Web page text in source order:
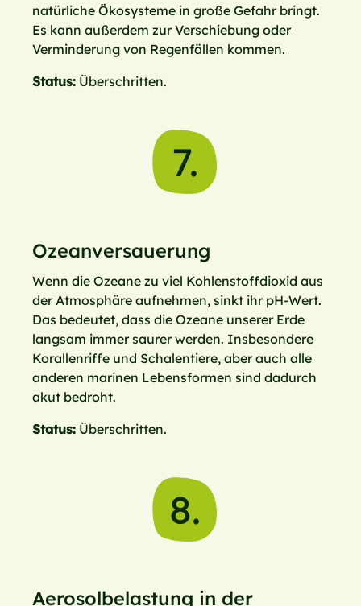
natürliche Ökosysteme in große Gefahr bringt.
Es kann außerdem zur Verschiebung oder
Verminderung von Regenfällen kommen.
Status: Überschritten.
7.
Ozeanversauerung
Wenn die Ozeane zu viel Kohlenstoffdioxid aus
der Atmosphäre aufnehmen, sinkt ihr pH-Wert.
Das bedeutet, dass die Ozeane unserer Erde
langsam immer saurer werden. Insbesondere
Korallenriffe und Schalentiere, aber auch alle
anderen marinen Lebensformen sind dadurch
akut bedroht.
Status: Überschritten.
8.
Aerosolbelastung in der